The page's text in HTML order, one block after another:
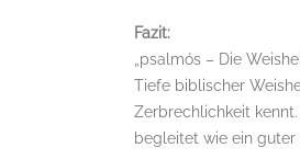
Fazit:
„psalmós – Die
Tiefe biblischer
Zerbrechlichkeit
begleitet wie ein guter